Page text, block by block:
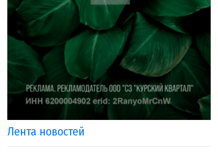
Лента новостей